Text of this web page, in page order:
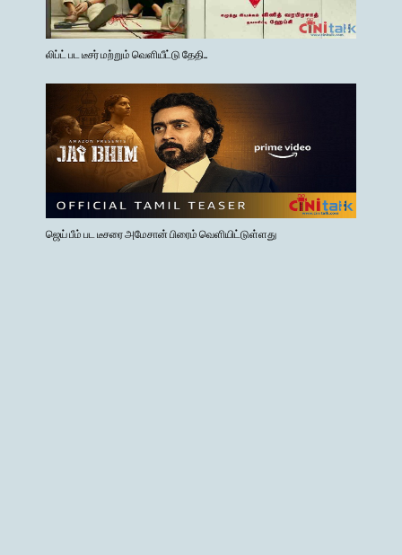
லிப்ட் பட டீசர் மற்றும் வெளியீட்டு தேதி..
ஜெய் பீம் பட டீசரை அமேசான் பிரைம் வெளியிட்டுள்ளது